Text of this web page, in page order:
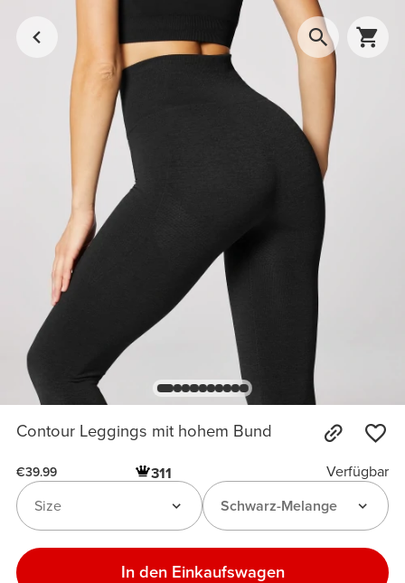
Contour Leggings mit hohem Bund
€39.99 311
Verfügbar
Schwarz-Melange
Size
In den Einkaufswagen